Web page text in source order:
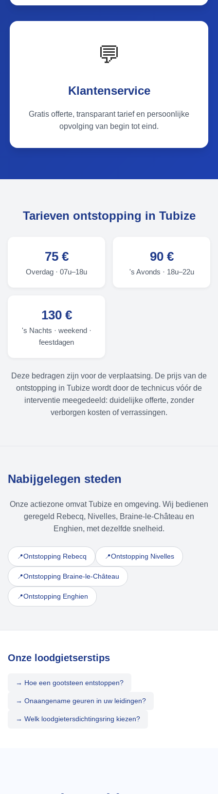
💬
Klantenservice
Gratis offerte, transparant tarief en persoonlijke
opvolging van begin tot eind.
Tarieven ontstopping in Tubize
75 €
Overdag · 07u–18u
90 €
's Avonds · 18u–22u
130 €
's Nachts · weekend ·
feestdagen
Deze bedragen zijn voor de verplaatsing. De prijs van de
ontstopping in Tubize wordt door de technicus vóór de
interventie meegedeeld: duidelijke offerte, zonder
verborgen kosten of verrassingen.
Nabijgelegen steden
Onze actiezone omvat Tubize en omgeving. Wij bedienen
geregeld Rebecq, Nivelles, Braine-le-Château en
Enghien, met dezelfde snelheid.
📍Ontstopping Rebecq 📍Ontstopping Nivelles
📍Ontstopping Braine-le-Château
📍Ontstopping Enghien
Onze loodgietserstips
→ Hoe een gootsteen entstoppen?
→ Onaangename geuren in uw leidingen?
→ Welk loodgietersdichtingsring kiezen?